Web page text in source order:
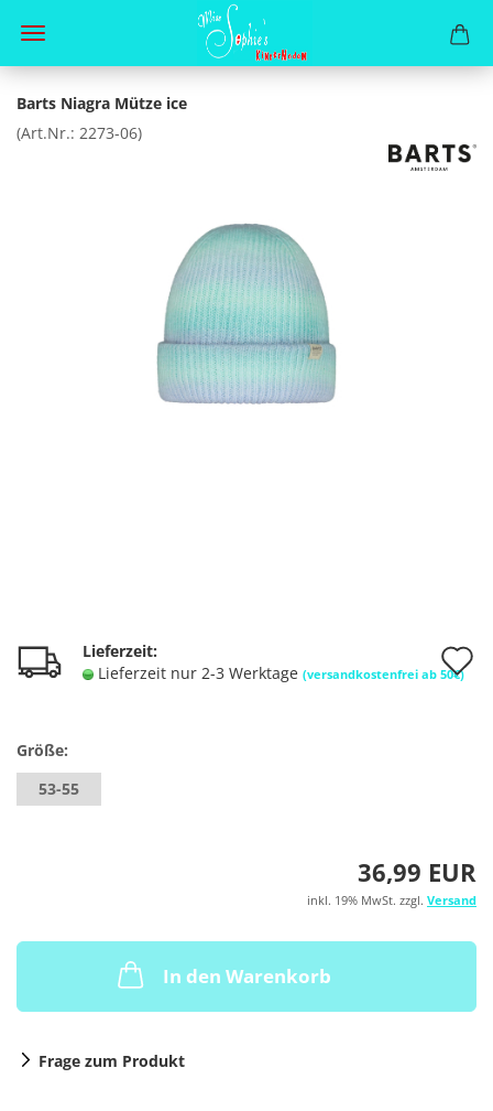
Barts Niagra Mütze ice
(Art.Nr.: 2273-06)
Lieferzeit:
Lieferzeit nur 2-3 Werktage (versandkostenfrei ab 50€)
Größe:
53-55
36,99 EUR
inkl. 19% MwSt. zzgl. Versand
In den Warenkorb
Frage zum Produkt